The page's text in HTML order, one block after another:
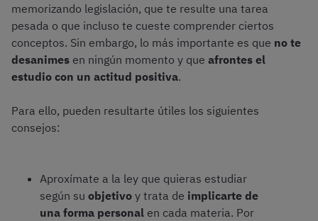
memorizando legislación, que te resulte una tarea
pesada o que incluso te cueste comprender ciertos
conceptos. Sin embargo, lo más importante es que no te
desanimes en ningún momento y que afrontes el
estudio con un actitud positiva.
Para ello, pueden resultarte útiles los siguientes
consejos:
Aproxímate a la ley que quieras estudiar
según su objetivo y trata de implicarte de
una forma personal en cada materia. Por